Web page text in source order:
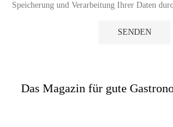
Speicherung und Verarbeitung Ihrer Daten
Das Magazin für gute